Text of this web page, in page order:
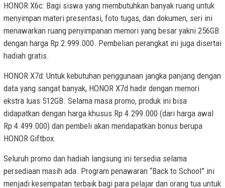
HONOR X6c: Bagi siswa yang membutuhkan banyak ruang untuk
menyimpan materi presentasi, foto tugas, dan dokumen, seri ini
menawarkan ruang penyimpanan memori yang besar yakni 256GB
dengan harga Rp 2.999.000. Pembelian perangkat ini juga disertai
hadiah gratis.
HONOR X7d: Untuk kebutuhan penggunaan jangka panjang dengan
data yang sangat banyak, HONOR X7d hadir dengan memori
ekstra luas 512GB. Selama masa promo, produk ini bisa
didapatkan dengan harga khusus Rp 4.299.000 (dari harga awal
Rp 4.499.000) dan pembeli akan mendapatkan bonus berupa
HONOR Giftbox.
Seluruh promo dan hadiah langsung ini tersedia selama
persediaan masih ada. Program penawaran “Back to School” ini
menjadi kesempatan terbaik bagi para pelajar dan orang tua untuk